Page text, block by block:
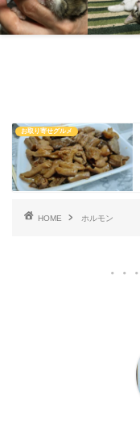
お取り寄せグルメ
HOME ホルモン